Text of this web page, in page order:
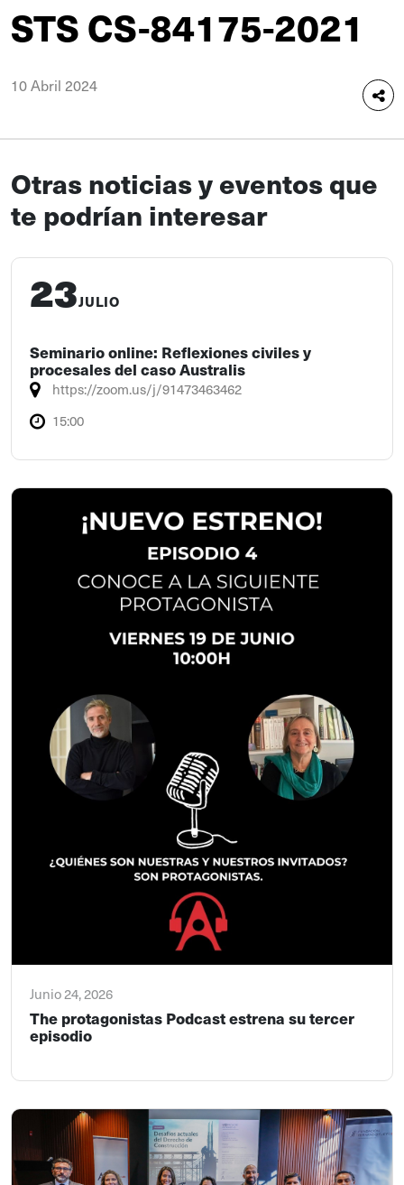
STS CS-84175-2021
10 Abril 2024
Otras noticias y eventos que
te podrían interesar
23JULIO
Seminario online: Reflexiones civiles y
procesales del caso Australis
https://zoom.us/j/91473463462
15:00
Junio 24, 2026
The protagonistas Podcast estrena su tercer
episodio